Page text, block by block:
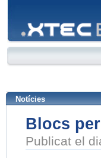
Notícies
Blocs
Publicat el